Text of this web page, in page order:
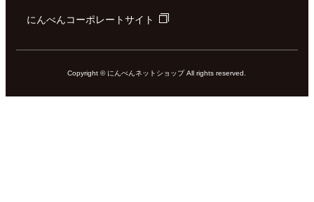
にんべんコーポレートサイト
Copyright © にんべんネットショップ All rights reserved.